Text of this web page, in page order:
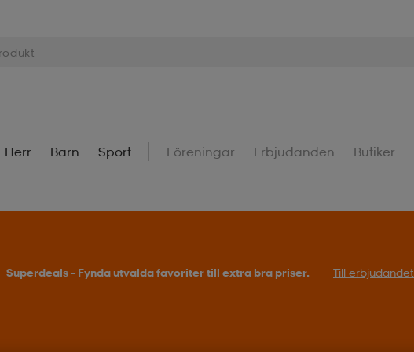
Herr Barn Sport Föreningar Erbjudanden Butiker
Superdeals – Fynda utvalda favoriter till extra bra priser. Till erbjudandet